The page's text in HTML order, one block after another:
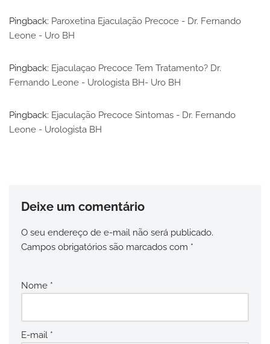
Pingback: Paroxetina Ejaculação Precoce - Dr. Fernando
Leone - Uro BH
Pingback: Ejaculaçao Precoce Tem Tratamento? Dr.
Fernando Leone - Urologista BH- Uro BH
Pingback: Ejaculação Precoce Sintomas - Dr. Fernando
Leone - Urologista BH
Deixe um comentário
O seu endereço de e-mail não será publicado.
Campos obrigatórios são marcados com *
Nome *
E-mail *